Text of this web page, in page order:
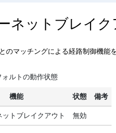
ネットブレイク
のマッチングによる経路制御機能
ォルトの動作状態
機能 状態 備考
ットブレイクアウト 無効